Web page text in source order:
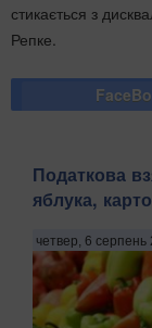
стикається з
Репке.
Податкова
яблука,
четвер, 6 серпень